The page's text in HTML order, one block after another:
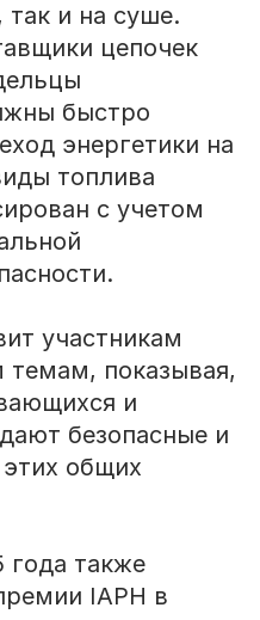
так и на суше.
цепочек
быстро
энергетики на
топлива
с учетом
участникам
показывая,
и
безопасные и
общих
года также
IAPH в